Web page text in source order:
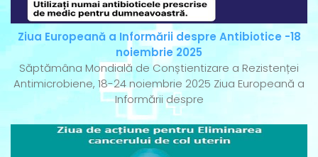
Ziua Europeană a Informării despre Antibiotice -18
noiembrie 2025
Săptămâna Mondială de Conștientizare a Rezistenței
Antimicrobiene, 18-24 noiembrie 2025 Ziua Europeană a
Informării despre